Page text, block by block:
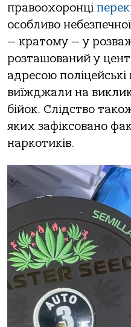
правоохоронці
особливо
— кратому — у
розташований у
адресою
виїжджали на
бійок. Слідство
яких зафіксовано
наркотиків.